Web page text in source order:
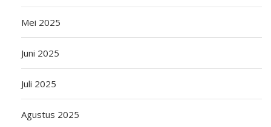
Mei 2025
Juni 2025
Juli 2025
Agustus 2025